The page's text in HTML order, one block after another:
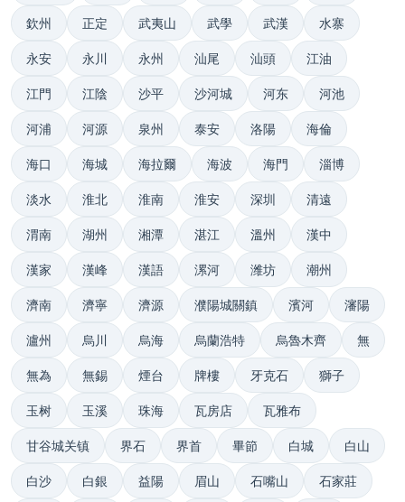
欽州 正定 武夷山 武學 武漢 水寨
永安 永川 永州 汕尾 汕頭 江油
江門 江陰 沙平 沙河城 河东 河池
河浦 河源 泉州 泰安 洛陽 海倫
海口 海城 海拉爾 海波 海門 淄博
淡水 淮北 淮南 淮安 深圳 清遠
渭南 湖州 湘潭 湛江 溫州 漢中
漢家 漢峰 漢語 漯河 潍坊 潮州
濟南 濟寧 濟源 濮陽城關鎮 濱河 瀋陽
瀘州 烏川 烏海 烏蘭浩特 烏魯木齊 無
無為 無錫 煙台 牌樓 牙克石 獅子
玉树 玉溪 珠海 瓦房店 瓦雅布
甘谷城关镇 界石 界首 畢節 白城 白山
白沙 白銀 益陽 眉山 石嘴山 石家莊